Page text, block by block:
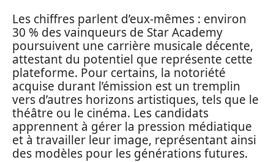
Les chiffres parlent d’eux-mêmes : environ
30 % des vainqueurs de Star Academy
poursuivent une carrière musicale décente,
attestant du potentiel que représente cette
plateforme. Pour certains, la notoriété
acquise durant l’émission est un tremplin
vers d’autres horizons artistiques, tels que le
théâtre ou le cinéma. Les candidats
apprennent à gérer la pression médiatique
et à travailler leur image, représentant ainsi
des modèles pour les générations futures.